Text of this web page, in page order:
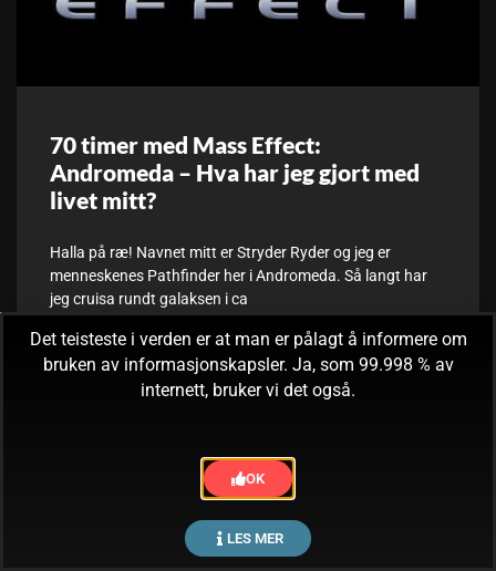
70 timer med Mass Effect:
Andromeda – Hva har jeg gjort med
livet mitt?
Halla på ræ! Navnet mitt er Stryder Ryder og jeg er
menneskenes Pathfinder her i Andromeda. Så langt har
jeg cruisa rundt galaksen i ca
30. juni, 2017 Ingen kommentarer
Det teisteste i verden er at man er pålagt å informere om
bruken av informasjonskapsler. Ja, som 99.998 % av
internett, bruker vi det også.
OK
LES MER